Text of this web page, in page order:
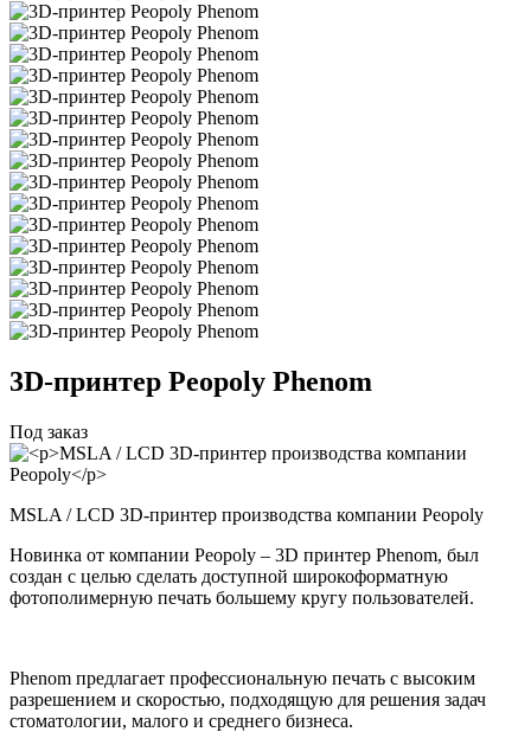
3D-принтер Peopoly Phenom
Под заказ
MSLA / LCD 3D-принтер производства компании Peopoly
Новинка от компании Peopoly – 3D принтер Phenom, был
создан с целью сделать доступной широкоформатную
фотополимерную печать большему кругу пользователей.
Phenom предлагает профессиональную печать с высоким
разрешением и скоростью, подходящую для решения задач
стоматологии, малого и среднего бизнеса.